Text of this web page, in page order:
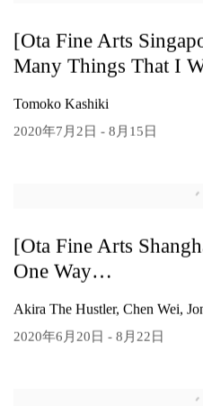
[Ota Fine Arts
Many Things That I
Tomoko Kashiki
2020年7月2日 - 8月15日
[Ota Fine Arts
One Way…
Akira The Hustler, Chen Wei,
2020年6月20日 - 8月22日